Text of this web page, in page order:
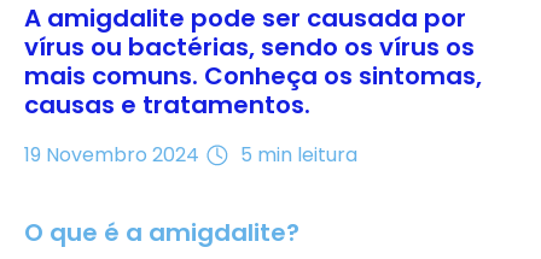
A amigdalite pode ser causada por
vírus ou bactérias, sendo os vírus os
mais comuns. Conheça os sintomas,
causas e tratamentos.
19 Novembro 2024 5 min leitura
O que é a amigdalite?